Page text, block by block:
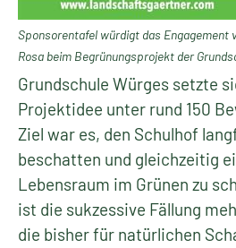
Sponsorentafel würdigt das Engagement
Rosa beim Begrünungsprojekt der
Grundschule Würges setzte
Projektidee unter rund 150
Ziel war es, den Schulhof
beschatten und gleichzeitig
Lebensraum im Grünen zu
ist die sukzessive Fällung
die bisher für natürlichen